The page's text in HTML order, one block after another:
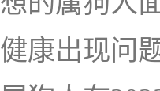
健康出现问